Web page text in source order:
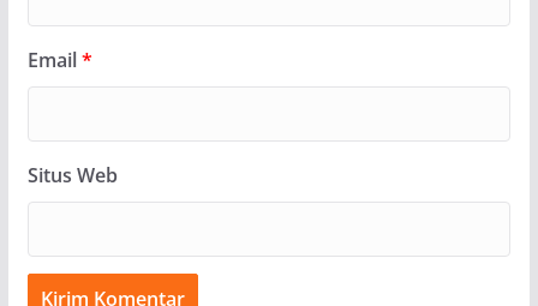
Email*
Situs Web